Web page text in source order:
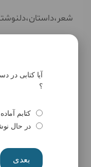
آیا کتابی در
؟
کتابم
در حال
بعدی